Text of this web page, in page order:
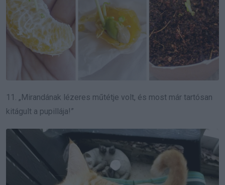
11. „Mirandának lézeres műtétje volt, és most már tartósan
kitágult a pupillája!”